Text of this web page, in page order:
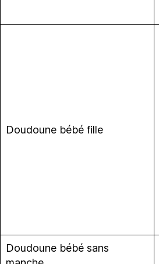
Doudoune bébé fille
Doudoune bébé sans